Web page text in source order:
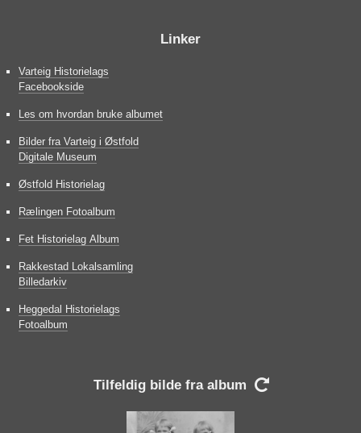
Linker
Varteig Historielags
Facebookside
Les om hvordan bruke albumet
Bilder fra Varteig i Østfold
Digitale Museum
Østfold Historielag
Rælingen Fotoalbum
Fet Historielag Album
Rakkestad Lokalsamling
Billedarkiv
Heggedal Historielags
Fotoalbum
Tilfeldig bilde fra album 